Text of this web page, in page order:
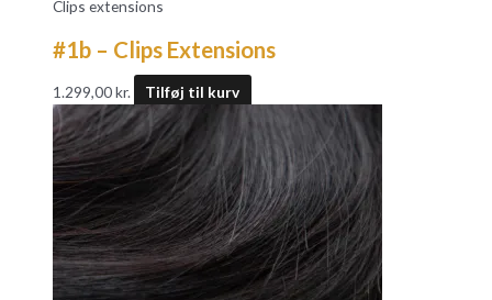
Clips extensions
#1b – Clips Extensions
1.299,00kr. Tilføj til kurv